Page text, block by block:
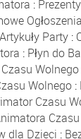
: Prezenty
Ogłoszenia
Artykuły Party :
: Płyn do
Wolnego
Wolnego:
Czasu
dla Dzieci :